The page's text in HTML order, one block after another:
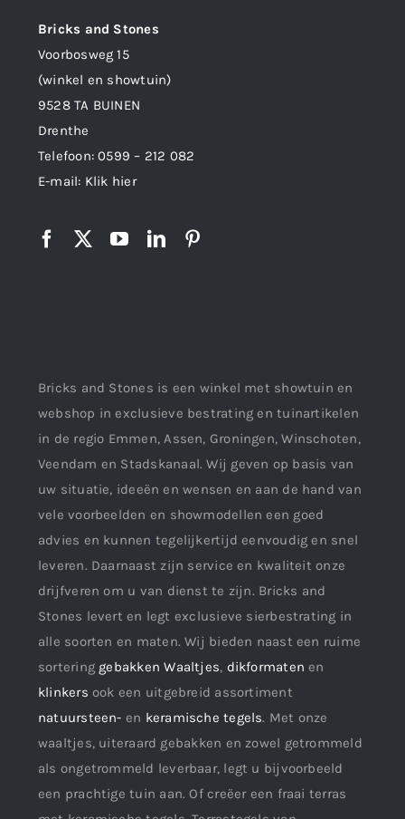
Bricks and Stones
Voorbosweg 15
(winkel en showtuin)
9528 TA BUINEN
Drenthe
Telefoon:0599 – 212 082
E-mail: Klik hier
Bricks and Stones is een winkel met showtuin en
webshop in exclusieve bestrating en tuinartikelen
in de regio Emmen, Assen, Groningen, Winschoten,
Veendam en Stadskanaal. Wij geven op basis van
uw situatie, ideeën en wensen en aan de hand van
vele voorbeelden en showmodellen een goed
advies en kunnen tegelijkertijd eenvoudig en snel
leveren. Daarnaast zijn service en kwaliteit onze
drijfveren om u van dienst te zijn. Bricks and
Stones levert en legt exclusieve sierbestrating in
alle soorten en maten. Wij bieden naast een ruime
sortering gebakken Waaltjes, dikformaten en
klinkers ook een uitgebreid assortiment
natuursteen- en keramische tegels. Met onze
waaltjes, uiteraard gebakken en zowel getrommeld
als ongetrommeld leverbaar, legt u bijvoorbeeld
een prachtige tuin aan. Of creëer een fraai terras